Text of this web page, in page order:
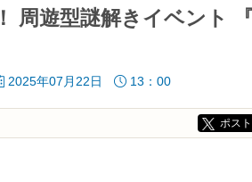
周遊型謎解きイベント
2025年07月22日 13：00
ポスト